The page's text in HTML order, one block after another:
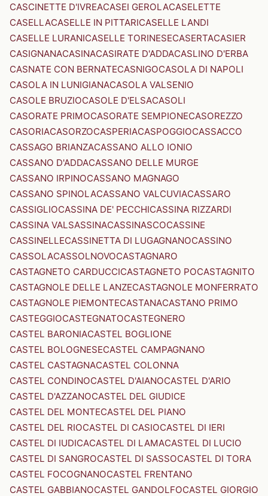
CASCINETTE D'IVREACASEI GEROLACASELETTE
CASELLACASELLE IN PITTARICASELLE LANDI
CASELLE LURANICASELLE TORINESECASERTACASIER
CASIGNANACASINACASIRATE D'ADDACASLINO D'ERBA
CASNATE CON BERNATECASNIGOCASOLA DI NAPOLI
CASOLA IN LUNIGIANACASOLA VALSENIO
CASOLE BRUZIOCASOLE D'ELSACASOLI
CASORATE PRIMOCASORATE SEMPIONECASOREZZO
CASORIACASORZOCASPERIACASPOGGIOCASSACCO
CASSAGO BRIANZACASSANO ALLO IONIO
CASSANO D'ADDACASSANO DELLE MURGE
CASSANO IRPINOCASSANO MAGNAGO
CASSANO SPINOLACASSANO VALCUVIACASSARO
CASSIGLIOCASSINA DE' PECCHICASSINA RIZZARDI
CASSINA VALSASSINACASSINASCOCASSINE
CASSINELLECASSINETTA DI LUGAGNANOCASSINO
CASSOLACASSOLNOVOCASTAGNARO
CASTAGNETO CARDUCCICASTAGNETO POCASTAGNITO
CASTAGNOLE DELLE LANZECASTAGNOLE MONFERRATO
CASTAGNOLE PIEMONTECASTANACASTANO PRIMO
CASTEGGIOCASTEGNATOCASTEGNERO
CASTEL BARONIACASTEL BOGLIONE
CASTEL BOLOGNESECASTEL CAMPAGNANO
CASTEL CASTAGNACASTEL COLONNA
CASTEL CONDINOCASTEL D'AIANOCASTEL D'ARIO
CASTEL D'AZZANOCASTEL DEL GIUDICE
CASTEL DEL MONTECASTEL DEL PIANO
CASTEL DEL RIOCASTEL DI CASIOCASTEL DI IERI
CASTEL DI IUDICACASTEL DI LAMACASTEL DI LUCIO
CASTEL DI SANGROCASTEL DI SASSOCASTEL DI TORA
CASTEL FOCOGNANOCASTEL FRENTANO
CASTEL GABBIANOCASTEL GANDOLFOCASTEL GIORGIO